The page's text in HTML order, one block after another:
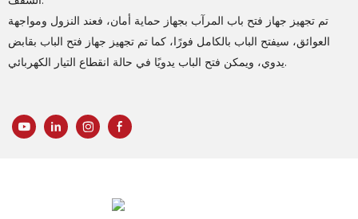
تم تجهيز جهاز فتح باب المرآب بجهاز حماية أمان، فعند النزول ومواجهة
العوائق، سيفتح الباب بالكامل فورًا، كما تم تجهيز جهاز فتح الباب بقابض
يدوي، ويمكن فتح الباب يدويًا في حالة انقطاع التيار الكهربائي.